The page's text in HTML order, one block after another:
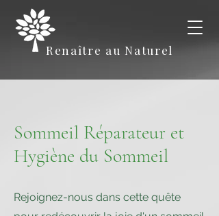
Renaître au Naturel
Sommeil Réparateur et
Hygiène du Sommeil
Rejoignez-nous dans cette quête